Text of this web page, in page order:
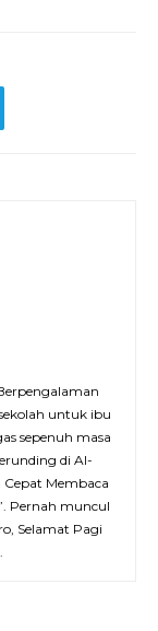
untuk ibu
sepenuh masa
di Al-
Cepat Membaca
Pernah muncul
Selamat Pagi